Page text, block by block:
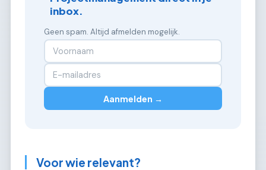
inbox.
Geen spam. Altijd afmelden mogelijk.
Aanmelden →
Voor wie relevant?